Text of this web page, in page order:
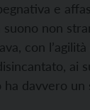
e
non
con
ai
davvero